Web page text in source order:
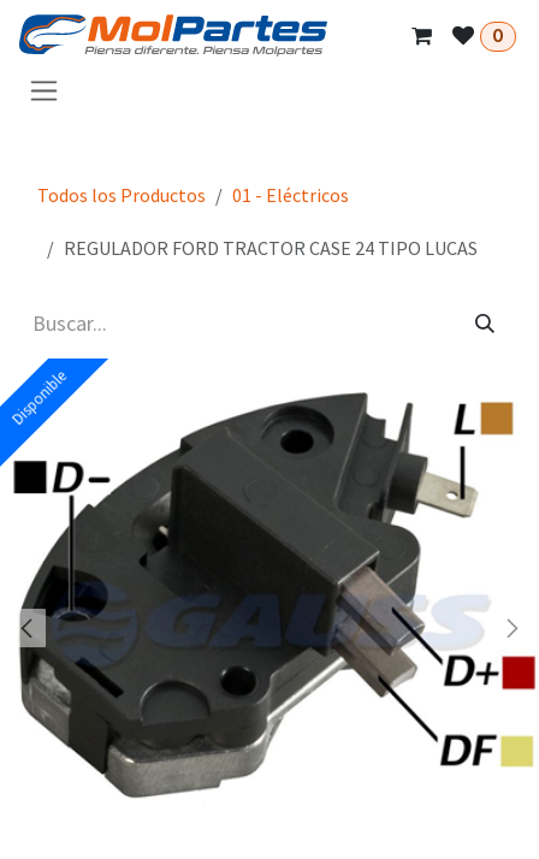
Ir al contenido
0
Todos los Productos 01 - Eléctricos
REGULADOR FORD TRACTOR CASE 24 TIPO LUCAS
Disponible
Disponible